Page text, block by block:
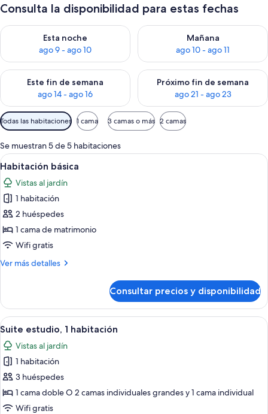
Consulta la disponibilidad para estas fechas
Esta noche
ago 9 - ago 10
Consulta la disponibilidad para esta noche, ago 9 - ago 10
Mañana
ago 10 - ago 11
Consulta la disponibilidad
Este fin de semana
ago 14 - ago 16
Consulta la disponibilidad para este fin de semana, ago 14 -
Próximo fin de semana
ago 21 - ago 23
Consulta la disponibilidad
Filtros
disponibles
para
las
habitaciones
Todas las habitaciones 1 cama 3 camas o más 2 camas
Se muestran 5 de 5 habitaciones
Abrir
todas
las
fotos
de
Habitación
básica
Un dormitorio con una cama
6
Habitación básica
Vistas al jardín
1 habitación
2 huéspedes
1 cama de matrimonio
Wifi gratis
Ver más detalles
Más
básica
Consultar precios y disponibilidad
Abrir
todas
las
fotos
de
Suite
estudio,
Una habitación con dos camas
7
Suite estudio, 1 habitación
Vistas al jardín
1 habitación
3 huéspedes
1 cama doble O 2 camas individuales grandes y 1 cama individual
Wifi gratis